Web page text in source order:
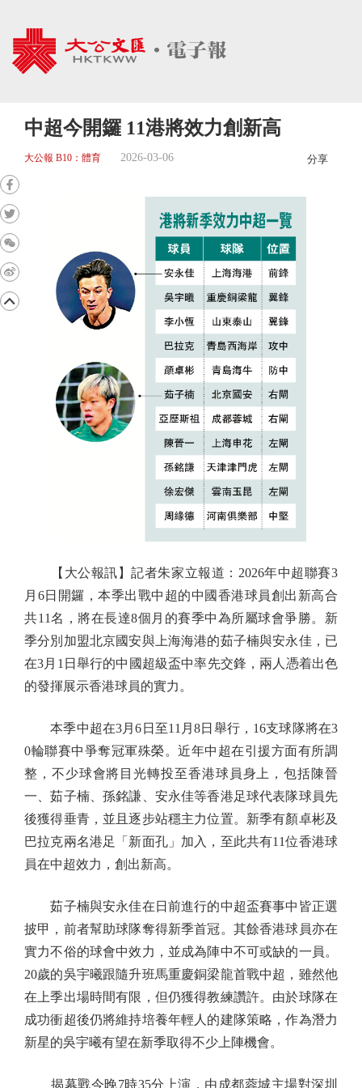
中超今開鑼 11港將效力創新高
大公報 B10：體育 2026-03-06 分享
【大公報訊】記者朱家立報道：2026年中超聯賽3
月6日開鑼，本季出戰中超的中國香港球員創出新高合
共11名，將在長達8個月的賽季中為所屬球會爭勝。新
季分別加盟北京國安與上海海港的茹子楠與安永佳，已
在3月1日舉行的中國超級盃中率先交鋒，兩人憑着出色
的發揮展示香港球員的實力。
本季中超在3月6日至11月8日舉行，16支球隊將在3
0輪聯賽中爭奪冠軍殊榮。近年中超在引援方面有所調
整，不少球會將目光轉投至香港球員身上，包括陳晉
一、茹子楠、孫銘謙、安永佳等香港足球代表隊球員先
後獲得垂青，並且逐步站穩主力位置。新季有顏卓彬及
巴拉克兩名港足「新面孔」加入，至此共有11位香港球
員在中超效力，創出新高。
茹子楠與安永佳在日前進行的中超盃賽事中皆正選
披甲，前者幫助球隊奪得新季首冠。其餘香港球員亦在
實力不俗的球會中效力，並成為陣中不可或缺的一員。
20歲的吳宇曦跟隨升班馬重慶銅梁龍首戰中超，雖然他
在上季出場時間有限，但仍獲得教練讚許。由於球隊在
成功衝超後仍將維持培養年輕人的建隊策略，作為潛力
新星的吳宇曦有望在新季取得不少上陣機會。
揭幕戰今晚7時35分上演，由成都蓉城主場對深圳